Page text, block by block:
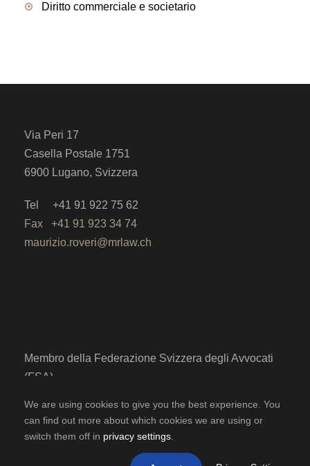
Diritto commerciale e societario
Via Peri 17
Casella Postale 1751
6900 Lugano, Svizzera
Tel +41 91 922 75 62
Fax +41 91 923 34 74
maurizio.roveri@mrlaw.ch
Membro della Federazione Svizzera degli Avvocati
(FSA)
Ticino (OATi)
We are using cookies to give you the best experience. You
can find out more about which cookies we are using or
switch them off in privacy settings